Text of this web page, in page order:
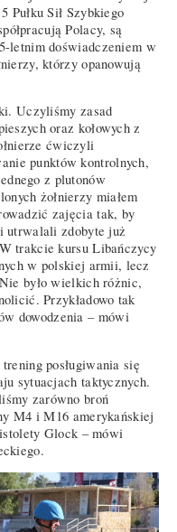
Sił Szybkiego
Polacy, są
letnim doświadczeniem w
którzy opanowują
Uczyliśmy zasad
oraz kołowych z
ćwiczyli
punktów kontrolnych,
z plutonów
żołnierzy miałem
zajęcia tak, by
utrwalali zdobyte już
trakcie kursu Libańczycy
w polskiej armii, lecz
było wielkich różnic,
Przykładowo tak
dowodzenia – mówi
posługiwania się
sytuacjach taktycznych.
zarówno broń
M4 i M16 amerykańskiej
Glock – mówi